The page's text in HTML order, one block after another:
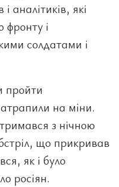
аналітиків, які
фронту і
солдатами і
пройти
на міни.
з нічною
що прикривав
як і було
росіян.